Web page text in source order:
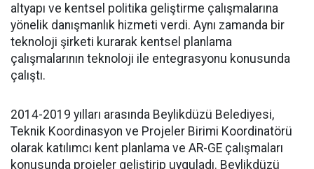
altyapı ve kentsel politika geliştirme çalışmalarına
yönelik danışmanlık hizmeti verdi. Aynı zamanda bir
teknoloji şirketi kurarak kentsel planlama
çalışmalarının teknoloji ile entegrasyonu konusunda
çalıştı.
2014-2019 yılları arasında Beylikdüzü Belediyesi,
Teknik Koordinasyon ve Projeler Birimi Koordinatörü
olarak katılımcı kent planlama ve AR-GE çalışmaları
konusunda projeler geliştirip uyguladı. Beylikdüzü